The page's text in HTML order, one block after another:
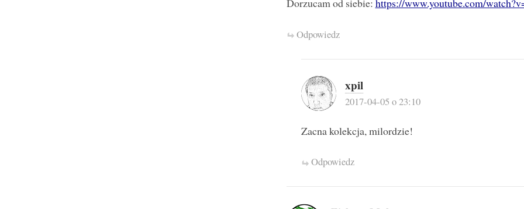
Dorzucam od siebie: https://www.youtube.com/
Odpowiedz
xpil
2017-04-05 o 23:10
Zacna kolekcja, milordzie!
Odpowiedz